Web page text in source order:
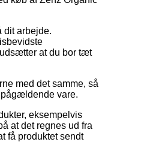
dit arbejde.
at du bor tæt
med det samme, så
pågældende vare.
eksempelvis
at det regnes ud fra
få produktet sendt